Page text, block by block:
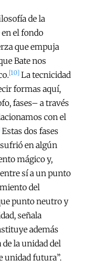
de la
el fondo
que empuja
Bate nos
[10] La tecnicidad
formas aquí,
fases– a través
con el
Estas dos fases
en algún
mágico y,
sí a un punto
del
punto neutro y
señala
además
la unidad del
unidad futura”.